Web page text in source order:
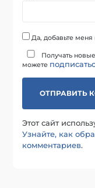
Да, добавьте
Получать
можете
Этот сайт
Узнайте, как
комментариев.